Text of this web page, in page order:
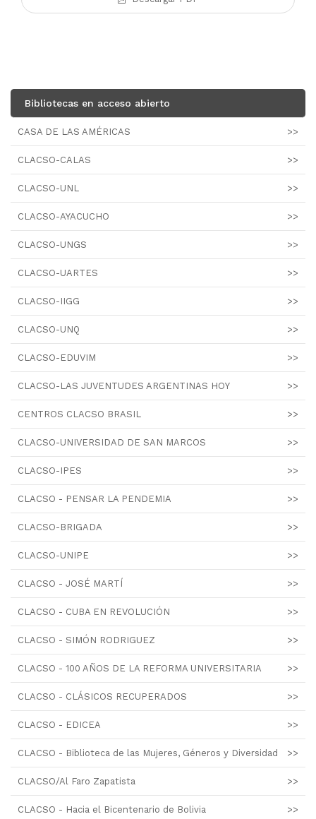
Bibliotecas en acceso abierto
CASA DE LAS AMÉRICAS >>
CLACSO-CALAS >>
CLACSO-UNL >>
CLACSO-AYACUCHO >>
CLACSO-UNGS >>
CLACSO-UARTES >>
CLACSO-IIGG >>
CLACSO-UNQ >>
CLACSO-EDUVIM >>
CLACSO-LAS JUVENTUDES ARGENTINAS HOY >>
CENTROS CLACSO BRASIL >>
CLACSO-UNIVERSIDAD DE SAN MARCOS >>
CLACSO-IPES >>
CLACSO - PENSAR LA PENDEMIA >>
CLACSO-BRIGADA >>
CLACSO-UNIPE >>
CLACSO - JOSÉ MARTÍ >>
CLACSO - CUBA EN REVOLUCIÓN >>
CLACSO - SIMÓN RODRIGUEZ >>
CLACSO - 100 AÑOS DE LA REFORMA UNIVERSITARIA >>
CLACSO - CLÁSICOS RECUPERADOS >>
CLACSO - EDICEA >>
CLACSO - Biblioteca de las Mujeres, Géneros y Diversidad >>
CLACSO/Al Faro Zapatista >>
CLACSO - Hacia el Bicentenario de Bolivia >>